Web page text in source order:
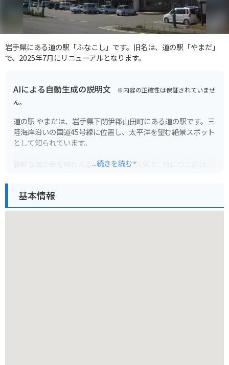
岩手県にある道の駅「ふなこし」です。旧名は、道の駅「やまだ」
で、2025年7月にリニューアルとなります。
AIによる自動生成の説明文 ※内容の正確性は保証されていませ
ん。
道の駅 やまだは、岩手県下閉伊郡山田町にある道の駅です。三
陸海岸沿いの国道45号線に位置し、太平洋を望む絶景スポット
として知られています。
新鮮な海の幸を味わえるレストランが人気で、特にウニ丼は絶
採れた新鮮な野菜や果物、海産物の加工品なども販売されてい
ます。
...続きを読む
基本情報